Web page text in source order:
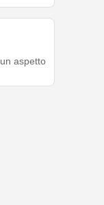
aspetto